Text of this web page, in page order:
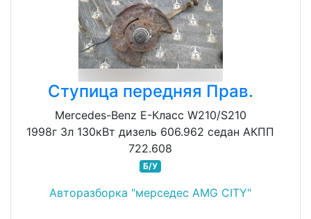
Ступица передняя Прав.
Mercedes-Benz E-Класс W210/S210
1998г 3л 130кВт дизель 606.962 седан АКПП
722.608
Б/У
Авторазборка "мерседес AMG CITY"